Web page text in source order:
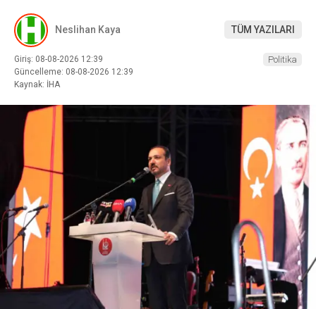
Neslihan Kaya TÜM YAZILARI
Giriş: 08-08-2026 12:39
Güncelleme: 08-08-2026 12:39
Kaynak: İHA
Politika